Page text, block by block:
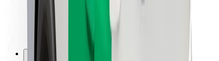
Λύσεις για την πόλη
Αεροδρόμια
Bolt Αποβάθρες Φόρτισης
Υποστήριξη